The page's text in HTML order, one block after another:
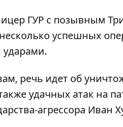
ГУР с позывным
несколько успешных
речь идет об
удачных атак на
агрессора Иван